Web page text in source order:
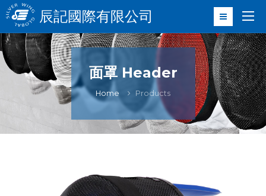
辰記國際有限公司
面罩 Header
Home Products